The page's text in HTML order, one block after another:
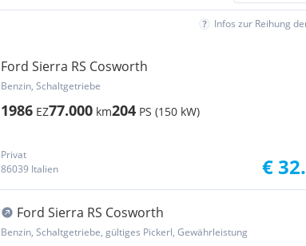
Infos zur Reihung
Ford Sierra RS Cosworth
Benzin, Schaltgetriebe
1986 EZ77.000 km204 PS (150 kW)
Privat
86039 Italien
€
Ford Sierra RS Cosworth
Benzin, Schaltgetriebe, gültiges Pickerl, Gewährleistung